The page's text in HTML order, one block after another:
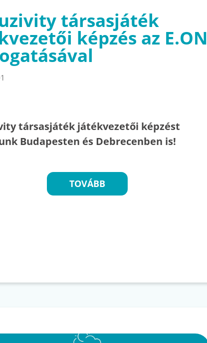
társasjáték
képzés az E.ON
társasjáték játékvezetői képzést
Budapesten és Debrecenben is!
TOVÁBB